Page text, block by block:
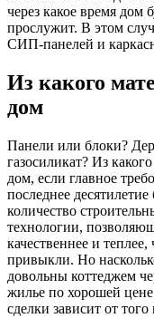
через какое время дом
прослужит. В этом
СИП-панелей и
Из какого
дом
Панели или блоки?
газосиликат? Из
дом, если главное
последнее
количество
технологии,
качественнее и
привыкли. Но
довольны коттеджем
жилье по хорошей
сделки зависит от